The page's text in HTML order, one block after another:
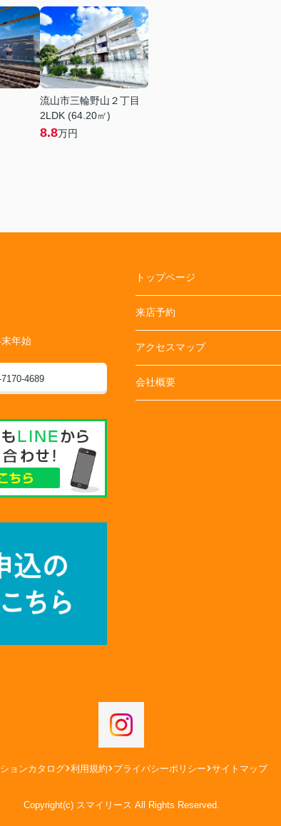
流山市三輪野山２丁目
2LDK (64.20㎡)
8.8万円
年始
4689
トップページ
来店予約
アクセスマップ
会社概要
ョンカタログ 利用規約 プライバシーポリシー サイトマップ
Copyright(c) スマイリース All Rights Reserved.